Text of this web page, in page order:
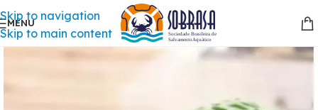
Skip to navigation
Skip to main content
MENU